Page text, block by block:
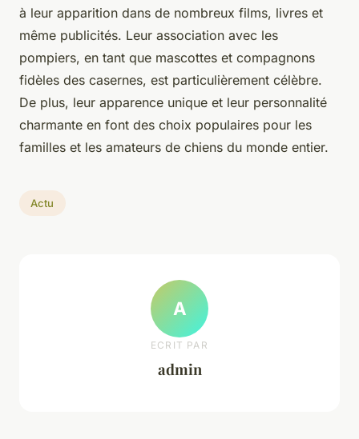
à leur apparition dans de nombreux films, livres et
même publicités. Leur association avec les
pompiers, en tant que mascottes et compagnons
fidèles des casernes, est particulièrement célèbre.
De plus, leur apparence unique et leur personnalité
charmante en font des choix populaires pour les
familles et les amateurs de chiens du monde entier.
Actu
A
ECRIT PAR
admin